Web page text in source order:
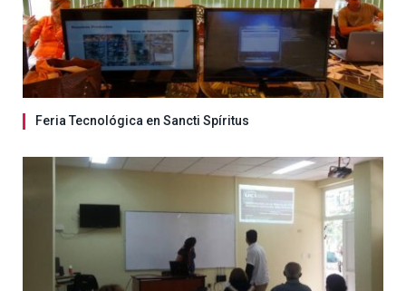
Feria Tecnológica en Sancti Spíritus